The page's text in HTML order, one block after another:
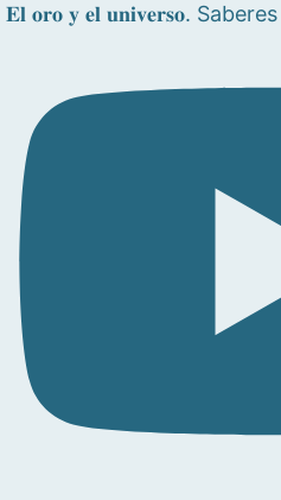
𝐄𝐥 𝐨𝐫𝐨 𝐲 𝐞𝐥 𝐮𝐧𝐢𝐯𝐞𝐫𝐬𝐨.